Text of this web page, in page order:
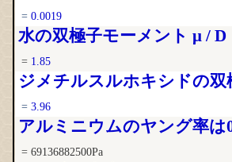
= 0.0019
水の双極子モーメント μ / D
= 1.85
ジメチルスルホキシドの双
= 3.96
アルミニウムのヤング率は
= 69136882500Pa